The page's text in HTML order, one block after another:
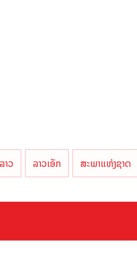
ລາວ ລາວເອັກ ສະພາແຫ່ງຊາດ